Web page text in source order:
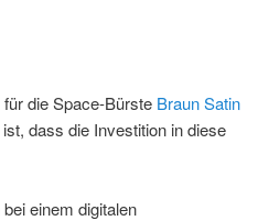
die Space-Bürste Braun Satin
dass die Investition in diese
einem digitalen